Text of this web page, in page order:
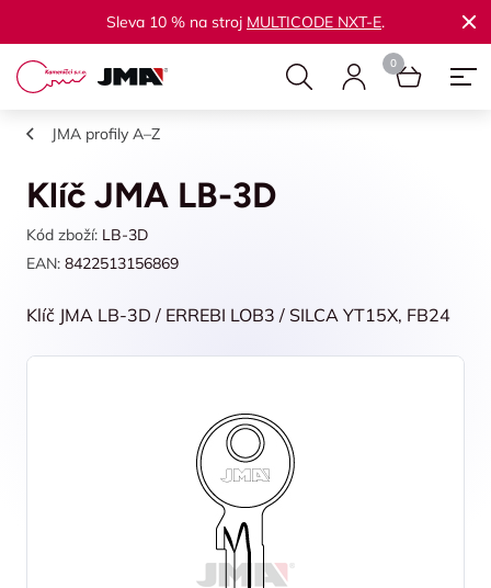
Sleva 10 % na stroj MULTICODE NXT-E.
JMA profily A–Z
Klíč JMA LB-3D
Kód zboží: LB-3D
EAN: 8422513156869
Klíč JMA LB-3D / ERREBI LOB3 / SILCA YT15X, FB24